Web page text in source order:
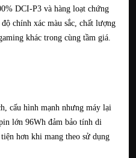
DCI-P3 và hàng loạt chứng
chính xác màu sắc, chất lượng
khác trong cùng tầm giá.
cấu hình mạnh nhưng máy lại
lớn 96Wh đảm bảo tính di
hơn khi mang theo sử dụng